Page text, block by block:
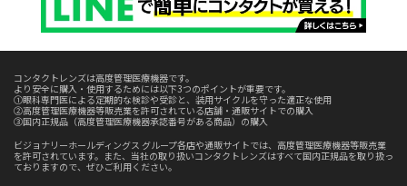
コンタクトレンズは高度管理医療機器です。
より安全に購入・使用するためには以下3つのポイントが重要です。
①眼科専門医による定期的な検診や受診と、装用サイクルを守った適正な使用
②高度管理医療機器等販売業を許可されている店舗・通販サイトでの購入
③国内正規品（高度管理医療機器承認番号がある商品）の購入
ビジョナリーホールディングス グループ各店や通販サイトでは、高度管理医療機器等販売業
を許可されています。また、当社の取り扱いコンタクトレンズはすべて国内正規品を取り扱っ
ておりますので、ぜひご利用ください。